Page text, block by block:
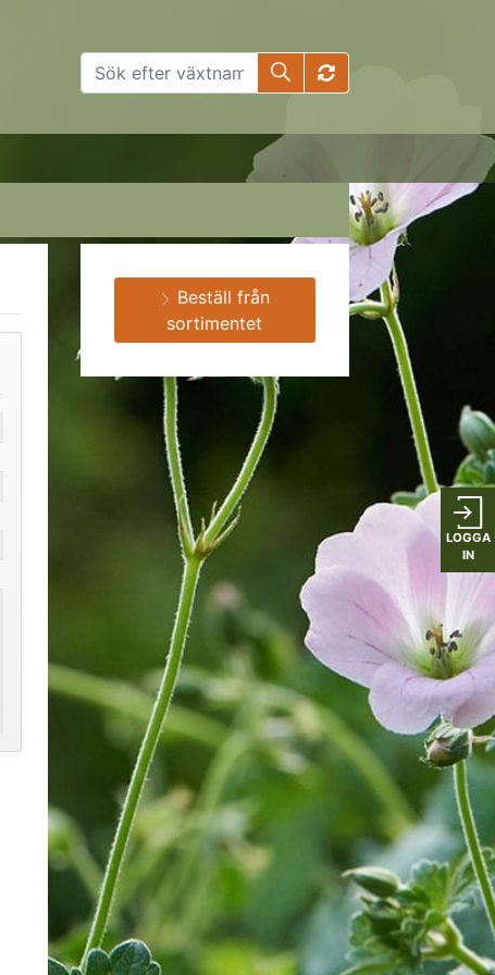
LOGGA
IN
Beställ från
sortimentet